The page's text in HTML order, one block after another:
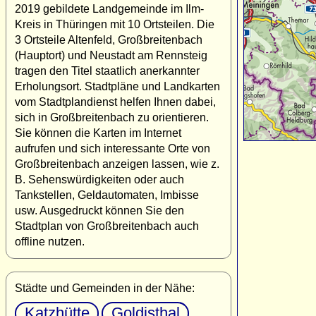
2019 gebildete Landgemeinde im Ilm-
Kreis in Thüringen mit 10 Ortsteilen. Die
3 Ortsteile Altenfeld, Großbreitenbach
(Hauptort) und Neustadt am Rennsteig
tragen den Titel staatlich anerkannter
Erholungsort. Stadtpläne und Landkarten
vom Stadtplandienst helfen Ihnen dabei,
sich in Großbreitenbach zu orientieren.
Sie können die Karten im Internet
aufrufen und sich interessante Orte von
Großbreitenbach anzeigen lassen, wie z.
B. Sehenswürdigkeiten oder auch
Tankstellen, Geldautomaten, Imbisse
usw. Ausgedruckt können Sie den
Stadtplan von Großbreitenbach auch
offline nutzen.
Städte und Gemeinden in der Nähe: